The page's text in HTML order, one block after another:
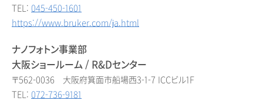
TEL: 045-450-1601
https://www.bruker.com/ja.html
ナノフォトン事業部
大阪ショールーム / R&Dセンター
〒562-0036 大阪府箕面市船場西3-1-7 ICCビル1F
TEL: 072-736-9181